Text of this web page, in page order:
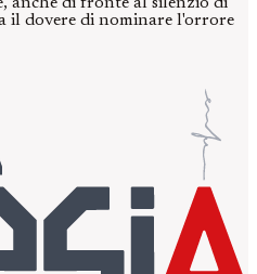
anche di fronte al silenzio di
il dovere di nominare l'orrore